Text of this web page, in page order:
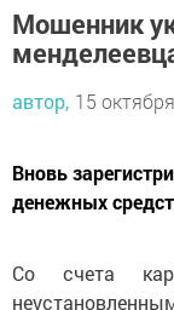
Мошенник
автор, 15
Вновь
денежных
Со счета